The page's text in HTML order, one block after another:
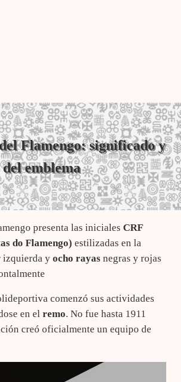
Flamengo: significado y
emblema
presenta las iniciales CRF
do Flamengo) estilizadas en la
izquierda y ocho rayasnegras y rojas
comenzó sus actividades
en el remo. No fue hasta 1911
creó oficialmente un equipo de